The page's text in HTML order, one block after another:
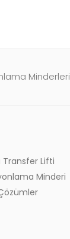
Minderleri
Transfer Lifti
Minderi